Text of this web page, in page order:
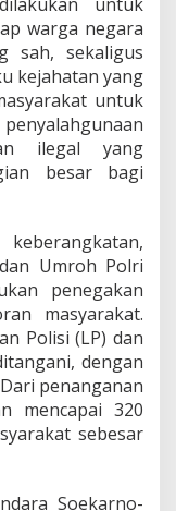
warga negara
sah, sekaligus
kejahatan yang
untuk
ilegal yang
besar bagi
Umroh Polri
penegakan
masyarakat.
Polisi (LP) dan
dengan
penanganan
mencapai 320
sebesar
Soekarno-